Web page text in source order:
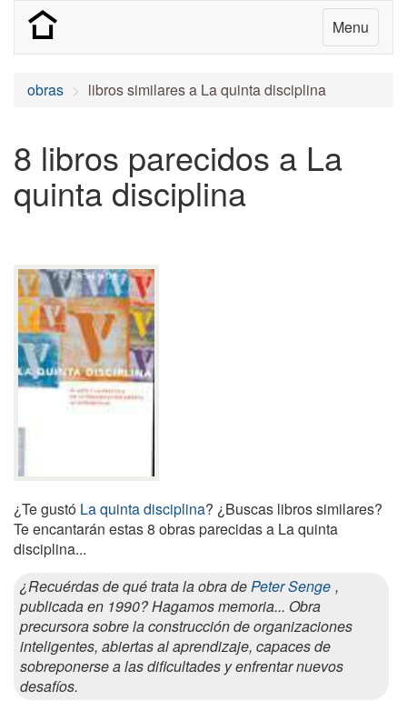
Menu
obras libros similares a La quinta disciplina
8 libros parecidos a La
quinta disciplina
¿Te gustó La quinta disciplina? ¿Buscas libros similares?
Te encantarán estas 8 obras parecidas a La quinta
disciplina...
¿Recuérdas de qué trata la obra dePeter Senge ,
publicada en 1990? Hagamos memoria... Obra
precursora sobre la construcción de organizaciones
inteligentes, abiertas al aprendizaje, capaces de
sobreponerse a las dificultades y enfrentar nuevos
desafíos.